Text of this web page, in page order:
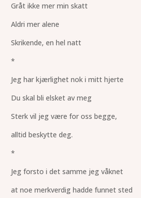
Gråt ikke mer min skatt
Aldri mer alene
Skrikende, en hel natt
*
Jeg har kjærlighet nok i mitt hjerte
Du skal bli elsket av meg
Sterk vil jeg være for oss begge,
alltid beskytte deg.
*
Jeg forsto i det samme jeg våknet
at noe merkverdig hadde funnet sted